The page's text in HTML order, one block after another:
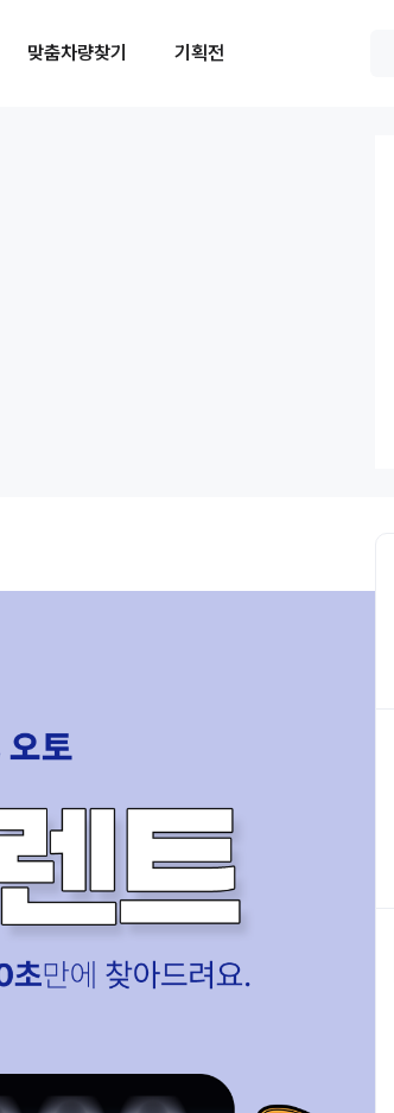
맞춤차량찾기 기획전